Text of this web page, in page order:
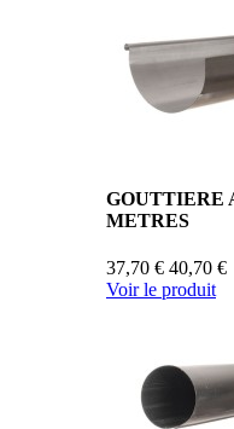
GOUTTIERE
METRES
37,70 € 40,70 €
Voir le produit